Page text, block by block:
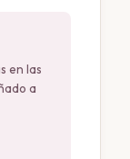
en las
a